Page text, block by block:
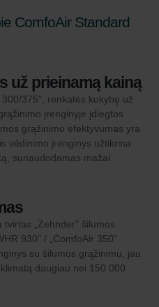
ComfoAir Standard
už prieinamą kainą
375", renkatės kokybę už
įrenginyje įdiegtos
grąžinimo efektyvumas yra
vėdinimo įrenginys užtikrina
sunaudodamas mažai
tvirtas „Zehnder" šilumos
930" / „ComfoAir 350"
su šilumos grąžinimu, jau
daugiau nei 150 000